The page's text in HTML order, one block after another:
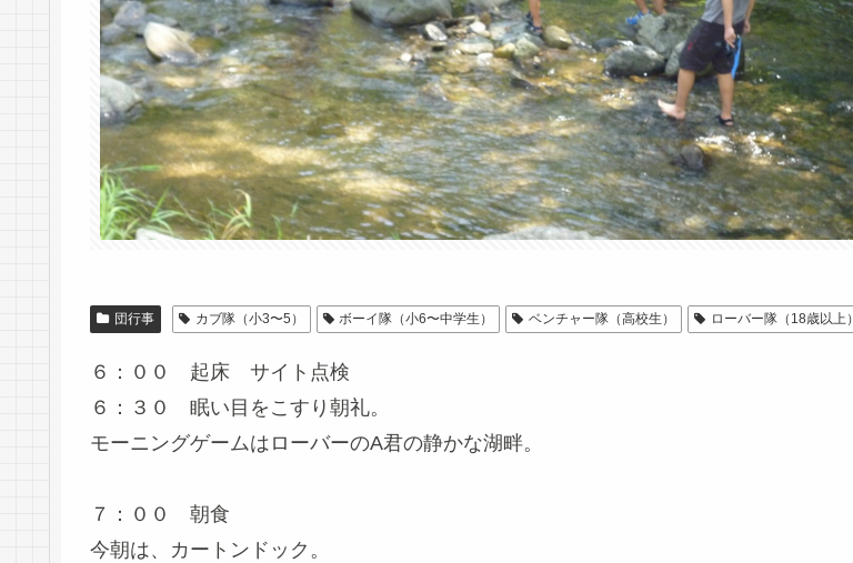
団行事 カブ隊（小3〜5） ボーイ隊（小6〜中学生） ベンチャー隊（高校生） ローバー隊（18歳以上）
６：００ 起床 サイト点検
６：３０ 眠い目をこすり朝礼。
モーニングゲームはローバーのA君の静かな湖畔。
７：００ 朝食
今朝は、カートンドック。